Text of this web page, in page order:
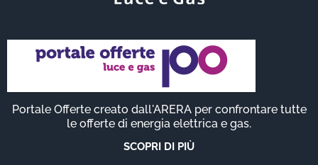
Portale Offerte creato dall'ARERA per confrontare tutte
le offerte di energia elettrica e gas.
SCOPRI DI PIÙ